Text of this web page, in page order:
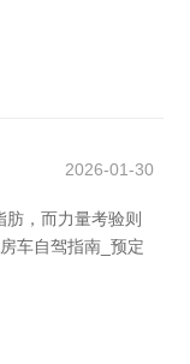
2026-01-30
，而力量考验则
车自驾指南_预定